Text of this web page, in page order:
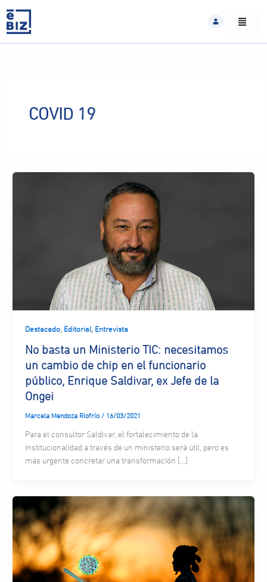
content
COVID 19
Destacado, Editorial, Entrevista
No basta un Ministerio TIC: necesitamos
un cambio de chip en el funcionario
público, Enrique Saldivar, ex Jefe de la
Ongei
Marcela Mendoza Riofrío / 16/03/2021
Para el consultor Saldivar, el fortalecimiento de la
institucionalidad a través de un ministerio será útil, pero es
más urgente concretar una transformación […]